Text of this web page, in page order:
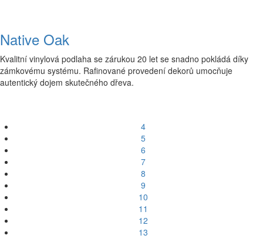
Native Oak
Kvalitní vinylová podlaha se zárukou 20 let se snadno pokládá díky
zámkovému systému. Rafinované provedení dekorů umocňuje
autentický dojem skutečného dřeva.
4
5
6
7
8
9
10
11
12
13